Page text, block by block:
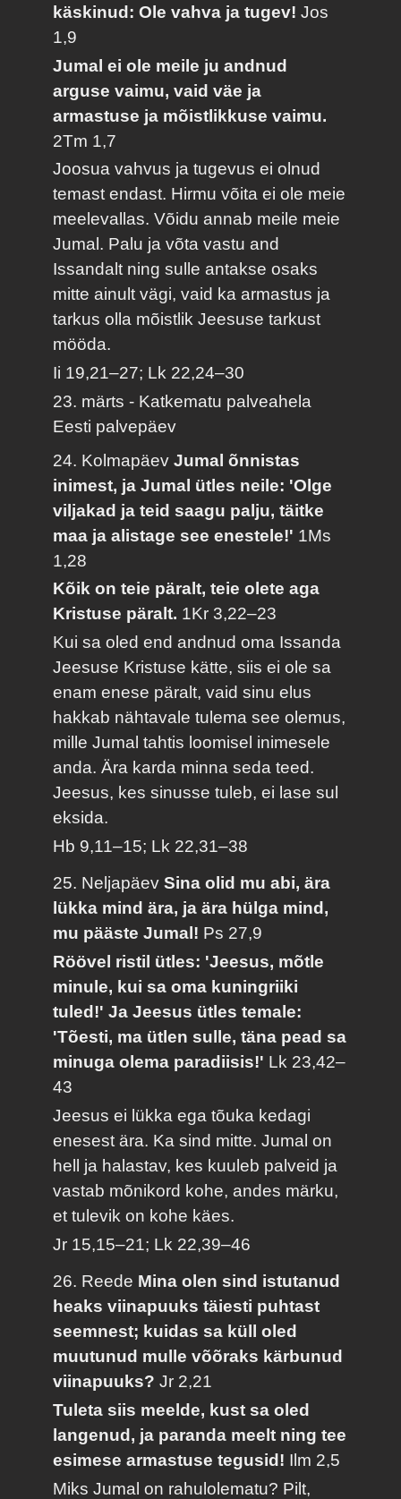
käskinud: Ole vahva ja tugev!Jos
1,9
Jumal ei ole meile ju andnud
arguse vaimu, vaid väe ja
armastuse ja mõistlikkuse vaimu.
2Tm 1,7
Joosua vahvus ja tugevus ei olnud
temast endast. Hirmu võita ei ole meie
meelevallas. Võidu annab meile meie
Jumal. Palu ja võta vastu and
Issandalt ning sulle antakse osaks
mitte ainult vägi, vaid ka armastus ja
tarkus olla mõistlik Jeesuse tarkust
mööda.
Ii 19,21–27; Lk 22,24–30
23. märts - Katkematu palveahela
Eesti palvepäev
24. KolmapäevJumal õnnistas
inimest, ja Jumal ütles neile: 'Olge
viljakad ja teid saagu palju, täitke
maa ja alistage see enestele!' 1Ms
1,28
Kõik on teie päralt, teie olete aga
Kristuse päralt. 1Kr 3,22–23
Kui sa oled end andnud oma Issanda
Jeesuse Kristuse kätte, siis ei ole sa
enam enese päralt, vaid sinu elus
hakkab nähtavale tulema see olemus,
mille Jumal tahtis loomisel inimesele
anda. Ära karda minna seda teed.
Jeesus, kes sinusse tuleb, ei lase sul
eksida.
Hb 9,11–15; Lk 22,31–38
25. NeljapäevSina olid mu abi, ära
lükka mind ära, ja ära hülga mind,
mu pääste Jumal! Ps 27,9
Röövel ristil ütles: 'Jeesus, mõtle
minule, kui sa oma kuningriiki
tuled!' Ja Jeesus ütles temale:
'Tõesti, ma ütlen sulle, täna pead sa
minuga olema paradiisis!' Lk 23,42–
43
Jeesus ei lükka ega tõuka kedagi
enesest ära. Ka sind mitte. Jumal on
hell ja halastav, kes kuuleb palveid ja
vastab mõnikord kohe, andes märku,
et tulevik on kohe käes.
Jr 15,15–21; Lk 22,39–46
26. Reede Mina olen sind istutanud
heaks viinapuuks täiesti puhtast
seemnest; kuidas sa küll oled
muutunud mulle võõraks kärbunud
viinapuuks?Jr 2,21
Tuleta siis meelde, kust sa oled
langenud, ja paranda meelt ning tee
esimese armastuse tegusid! Ilm 2,5
Miks Jumal on rahulolematu? Pilt,